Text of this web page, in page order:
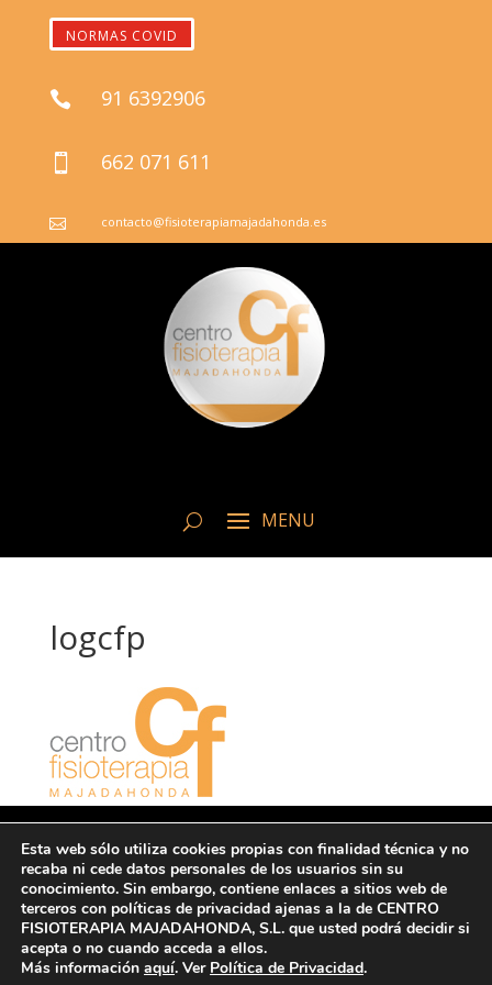
NORMAS COVID
 91 6392906
 662 071 611
 contacto@fisioterapiamajadahonda.es
logcfp
© Copyright 2022 CFM
Ι Protección de datos y Política de
privacidad|Aviso legal
Esta web sólo utiliza cookies propias con finalidad técnica y no
recaba ni cede datos personales de los usuarios sin su
conocimiento. Sin embargo, contiene enlaces a sitios web de
terceros con políticas de privacidad ajenas a la de CENTRO
FISIOTERAPIA MAJADAHONDA, S.L. que usted podrá decidir si
acepta o no cuando acceda a ellos.
Más información aquí. Ver Política de Privacidad.